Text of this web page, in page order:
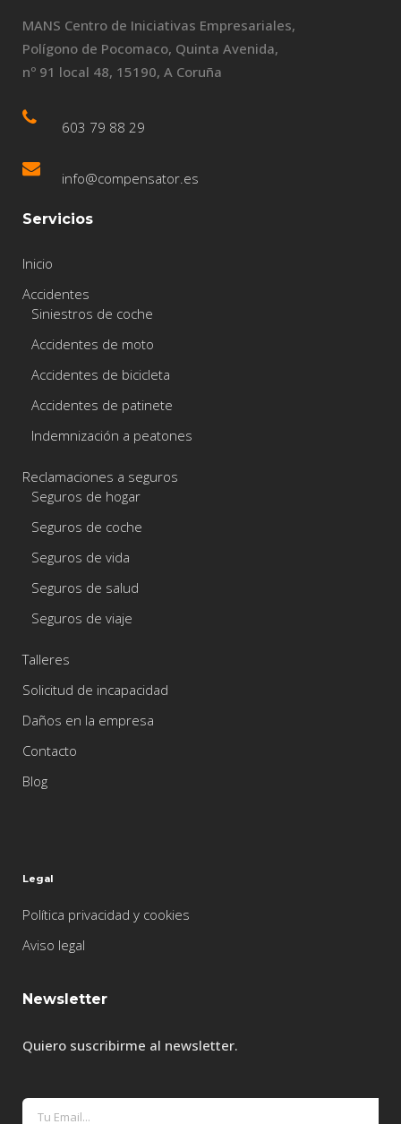
MANS Centro de Iniciativas Empresariales,
Polígono de Pocomaco, Quinta Avenida,
nº 91 local 48, 15190, A Coruña
603 79 88 29
info@compensator.es
Servicios
Inicio
Accidentes
Siniestros de coche
Accidentes de moto
Accidentes de bicicleta
Accidentes de patinete
Indemnización a peatones
Reclamaciones a seguros
Seguros de hogar
Seguros de coche
Seguros de vida
Seguros de salud
Seguros de viaje
Talleres
Solicitud de incapacidad
Daños en la empresa
Contacto
Blog
Legal
Política privacidad y cookies
Aviso legal
Newsletter
Quiero suscribirme al newsletter.